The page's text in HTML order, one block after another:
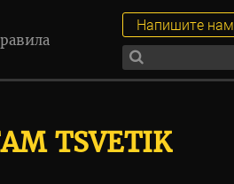
Напишите нам
TSVETIK